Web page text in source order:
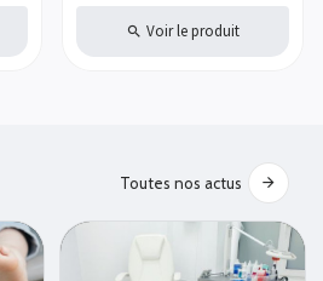
Voir le produit
Toutes nos actus